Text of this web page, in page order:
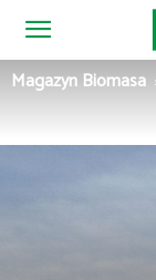
Magazyn
Magazyn Biomasa